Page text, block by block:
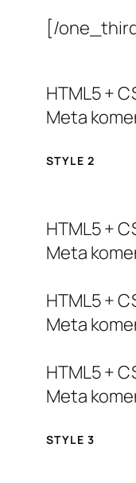
[/
HTML5 +
Meta
STYLE 2
HTML5 +
Meta
HTML5 +
Meta
HTML5 +
Meta
STYLE 3